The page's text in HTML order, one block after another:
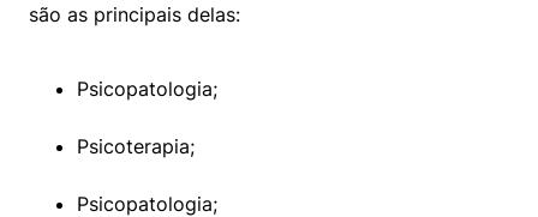
são as principais delas:
Psicopatologia;
Psicoterapia;
Psicopatologia;